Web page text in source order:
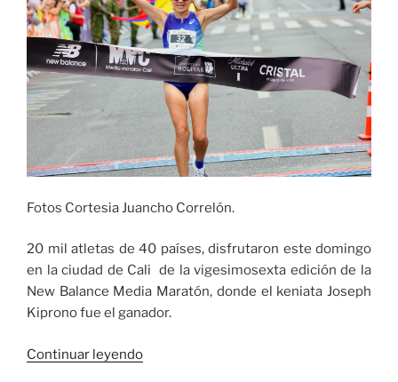
Fotos Cortesia Juancho Correlón.
20 mil atletas de 40 países, disfrutaron este domingo
en la ciudad de Cali de la vigesimosexta edición de la
New Balance Media Maratón, donde el keniata Joseph
Kiprono fue el ganador.
Continuar leyendo«El